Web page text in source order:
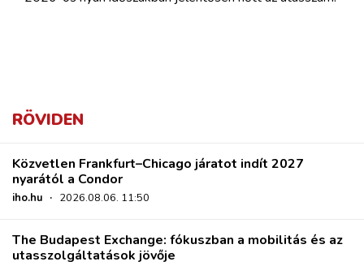
RÖVIDEN
Közvetlen Frankfurt–Chicago járatot indít 2027
nyarától a Condor
iho.hu · 2026.08.06. 11:50
The Budapest Exchange: fókuszban a mobilitás és az
utasszolgáltatások jövője